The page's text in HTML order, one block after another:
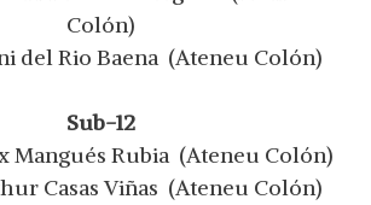
Colón)
del Rio Baena (Ateneu Colón)
Sub-12
Mangués Rubia (Ateneu Colón)
Casas Viñas (Ateneu Colón)